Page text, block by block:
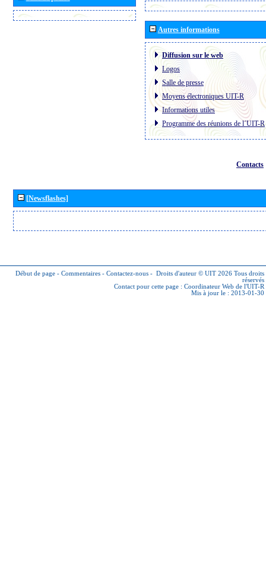
Autres informations
Diffusion sur le web
Logos
Salle de presse
Moyens électroniques UIT-R
Informations utiles
Programme des réunions de l´UIT-R
Contacts
[Newsflashes]
Début de page - Commentaires - Contactez-nous - Droits d'auteur © UIT 2026 Tous droits
réservés
Contact pour cette page : Coordinateur Web de l'UIT-R
Mis à jour le : 2013-01-30